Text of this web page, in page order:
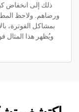
ذلك إلى انخفاض
بمشاكل الفوترة،
ويُظهر هذا المثال